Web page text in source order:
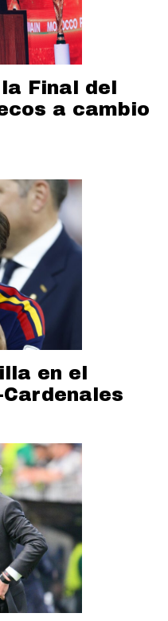
Final del
a cambio
en el